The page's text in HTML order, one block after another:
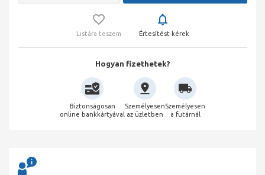
Listára teszem Értesítést kérek
Hogyan fizethetek?
Biztonságosan
online bankkártyával
Személyesen
az üzletben
Személyesen
a futárnál